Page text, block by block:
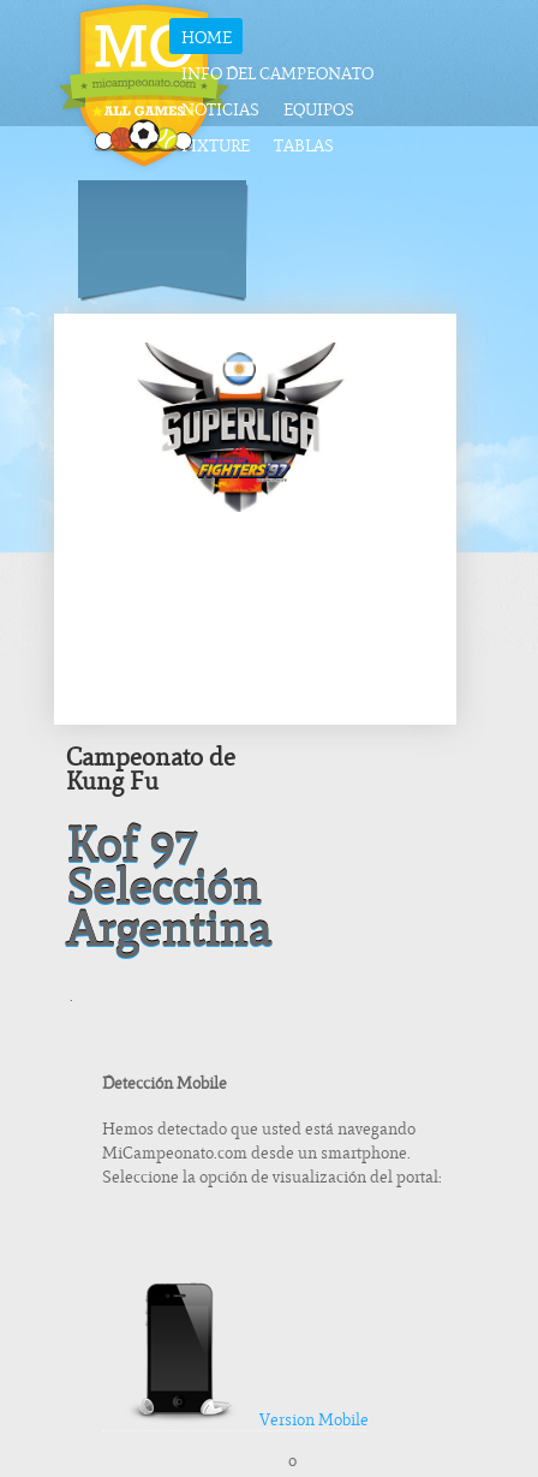
HOME
INFO DEL CAMPEONATO
NOTICIAS
EQUIPOS
FIXTURE
TABLAS
Campeonato de
Kung Fu
Kof 97
Selección
Argentina
.
Detección Mobile
Hemos detectado que usted está navegando
MiCampeonato.com desde un smartphone.
Seleccione la opción de visualización del portal:
Version Mobile
o